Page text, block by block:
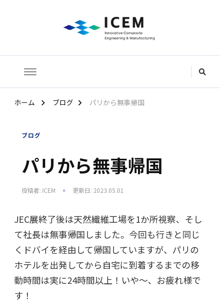
株式会社ICEM
ホーム ブログ パリから無事帰国
ブログ
パリから無事帰国
投稿者: ICEM 更新日: 2023.05.01
JEC展終了後は天然繊維工場を1か所視察、そし
て社長は無事帰国しました。今回も行きと同じ
くドバイを経由して帰国していますが、パリの
ホテルを出発してから自宅に到着するまでの移
動時間は実に24時間以上！いや～、お疲れ様で
す！